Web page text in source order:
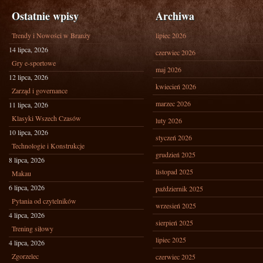
Ostatnie wpisy
Trendy i Nowości w Branży
14 lipca, 2026
Gry e-sportowe
12 lipca, 2026
Zarząd i governance
11 lipca, 2026
Klasyki Wszech Czasów
10 lipca, 2026
Technologie i Konstrukcje
8 lipca, 2026
Makau
6 lipca, 2026
Pytania od czytelników
4 lipca, 2026
Trening siłowy
4 lipca, 2026
Zgorzelec
Archiwa
lipiec 2026
czerwiec 2026
maj 2026
kwiecień 2026
marzec 2026
luty 2026
styczeń 2026
grudzień 2025
listopad 2025
październik 2025
wrzesień 2025
sierpień 2025
lipiec 2025
czerwiec 2025